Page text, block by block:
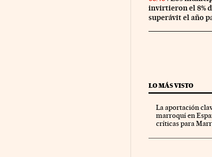
invirtieron el 8%
superávit el año
LO MÁS VISTO
La aportación
marroquí en
críticas para